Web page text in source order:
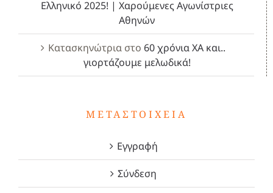
Ελληνικό 2025! | Χαρούμενες Αγωνίστριες
Αθηνών
Κατασκηνώτρια στο 60 χρόνια ΧΑ και..
γιορτάζουμε μελωδικά!
ΜΕΤΑΣΤΟΙΧΕΊΑ
Εγγραφή
Σύνδεση